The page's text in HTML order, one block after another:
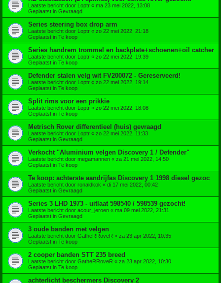
Laatste bericht door Loptr « ma 23 mei 2022, 13:08
Geplaatst in Gevraagd
Series steering box drop arm
Laatste bericht door Loptr « zo 22 mei 2022, 21:18
Geplaatst in Te koop
Series handrem trommel en backplate+schoenen+oil catcher
Laatste bericht door Loptr « zo 22 mei 2022, 19:39
Geplaatst in Te koop
Defender stalen velg wit FV200072 - Gereserveerd!
Laatste bericht door Loptr « zo 22 mei 2022, 19:14
Geplaatst in Te koop
Split rims voor een prikkie
Laatste bericht door Loptr « zo 22 mei 2022, 18:08
Geplaatst in Te koop
Metrisch Rover differentieel (huis) gevraagd
Laatste bericht door Loptr « zo 22 mei 2022, 11:33
Geplaatst in Gevraagd
Verkocht "Aluminium velgen Discovery 1 / Defender"
Laatste bericht door megamannen « za 21 mei 2022, 14:50
Geplaatst in Te koop
Te koop: achterste aandrijfas Discovery 1 1998 diesel gezoc
Laatste bericht door ronaldkok « di 17 mei 2022, 00:42
Geplaatst in Gevraagd
Series 3 LHD 1973 - uitlaat 598540 / 598539 gezocht!
Laatste bericht door acour_jeroen « ma 09 mei 2022, 21:31
Geplaatst in Gevraagd
3 oude banden met velgen
Laatste bericht door GatheRRoveR « za 23 apr 2022, 10:35
Geplaatst in Te koop
2 cooper banden STT 235 breed
Laatste bericht door GatheRRoveR « za 23 apr 2022, 10:30
Geplaatst in Te koop
achterlicht beschermers Discovery 2